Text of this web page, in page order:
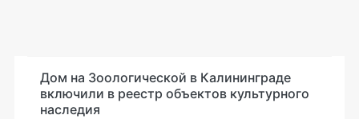
Дом на Зоологической в Калининграде
включили в реестр объектов культурного
наследия